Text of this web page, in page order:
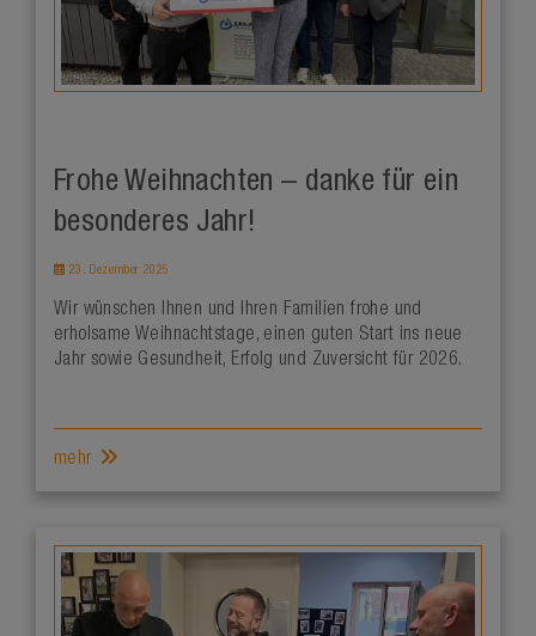
Frohe Weihnachten – danke für ein
besonderes Jahr!
23. Dezember 2025
Wir wünschen Ihnen und Ihren Familien frohe und
erholsame Weihnachtstage, einen guten Start ins neue
Jahr sowie Gesundheit, Erfolg und Zuversicht für 2026.
mehr